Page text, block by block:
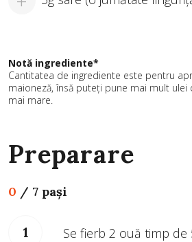
Notă ingrediente*
Cantitatea de ingrediente este pentru
maioneză, însă puteți pune mai mult
mai mare.
Preparare
0 / 7 pași
Se fierb 2 ouă timp de